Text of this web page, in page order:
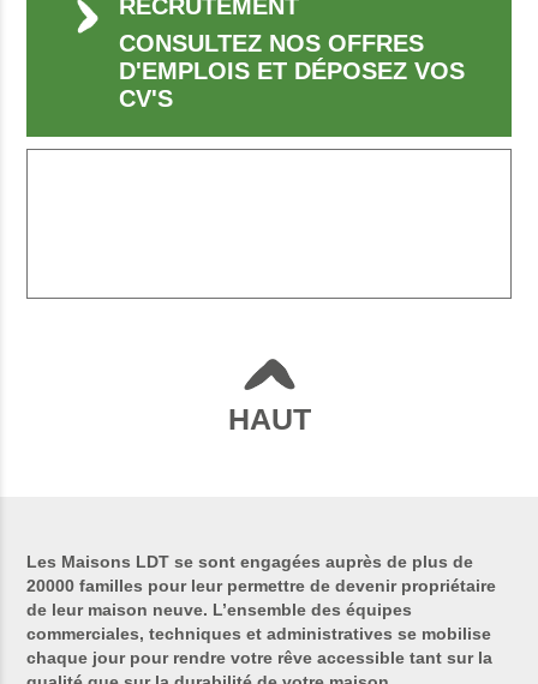
RECRUTEMENT
CONSULTEZ NOS OFFRES
D'EMPLOIS ET DÉPOSEZ VOS
CV'S
HAUT
Les Maisons LDT se sont engagées auprès de plus de
20000 familles pour leur permettre de devenir propriétaire
de leur maison neuve. L’ensemble des équipes
commerciales, techniques et administratives se mobilise
chaque jour pour rendre votre rêve accessible tant sur la